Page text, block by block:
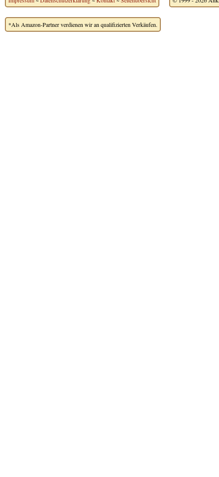
*Als Amazon-Partner verdienen wir an qualifizierten Verkäufen.